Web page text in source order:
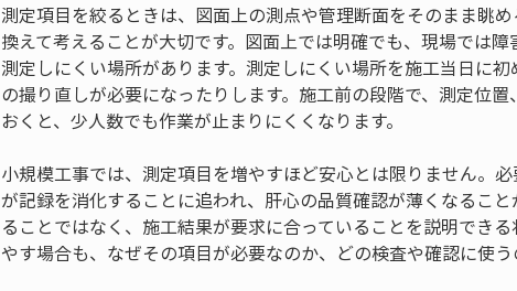
測定項目を絞るときは、図面上の測点や管理断面をそのまま眺
換えて考えることが大切です。図面上では明確でも、現場では
測定しにくい場所があります。測定しにくい場所を施工当日に
の撮り直しが必要になったりします。施工前の段階で、測定位
おくと、少人数でも作業が止まりにくくなります。
小規模工事では、測定項目を増やすほど安心とは限りません。
が記録を消化することに追われ、肝心の品質確認が薄くなるこ
ることではなく、施工結果が要求に合っていることを説明でき
やす場合も、なぜその項目が必要なのか、どの検査や確認に使う